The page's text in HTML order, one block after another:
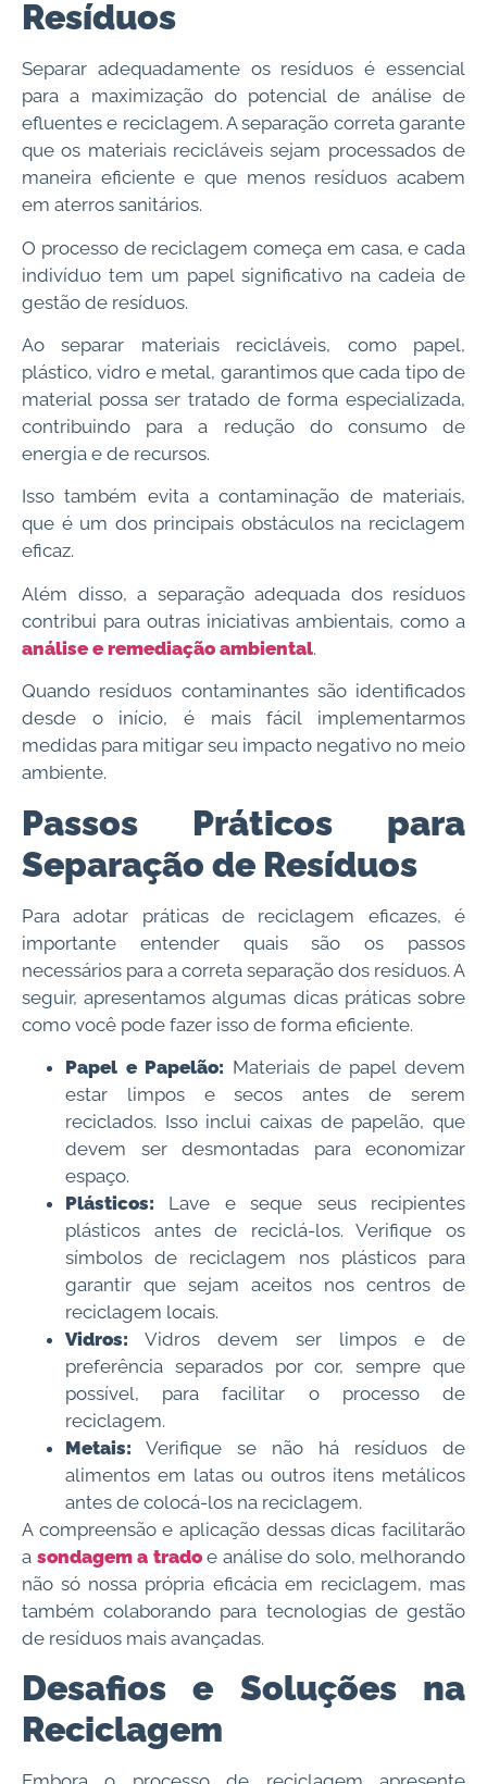
Resíduos
Separar adequadamente os resíduos é essencial
para a maximização do potencial de análise de
efluentes e reciclagem. A separação correta garante
que os materiais recicláveis sejam processados de
maneira eficiente e que menos resíduos acabem
em aterros sanitários.
O processo de reciclagem começa em casa, e cada
indivíduo tem um papel significativo na cadeia de
gestão de resíduos.
Ao separar materiais recicláveis, como papel,
plástico, vidro e metal, garantimos que cada tipo de
material possa ser tratado de forma especializada,
contribuindo para a redução do consumo de
energia e de recursos.
Isso também evita a contaminação de materiais,
que é um dos principais obstáculos na reciclagem
eficaz.
Além disso, a separação adequada dos resíduos
contribui para outras iniciativas ambientais, como a
análise e remediação ambiental.
Quando resíduos contaminantes são identificados
desde o início, é mais fácil implementarmos
medidas para mitigar seu impacto negativo no meio
ambiente.
Passos Práticos para
Separação de Resíduos
Para adotar práticas de reciclagem eficazes, é
importante entender quais são os passos
necessários para a correta separação dos resíduos. A
seguir, apresentamos algumas dicas práticas sobre
como você pode fazer isso de forma eficiente.
Papel e Papelão: Materiais de papel devem
estar limpos e secos antes de serem
reciclados. Isso inclui caixas de papelão, que
devem ser desmontadas para economizar
espaço.
Plásticos: Lave e seque seus recipientes
plásticos antes de reciclá-los. Verifique os
símbolos de reciclagem nos plásticos para
garantir que sejam aceitos nos centros de
reciclagem locais.
Vidros: Vidros devem ser limpos e de
preferência separados por cor, sempre que
possível, para facilitar o processo de
reciclagem.
Metais: Verifique se não há resíduos de
alimentos em latas ou outros itens metálicos
antes de colocá-los na reciclagem.
A compreensão e aplicação dessas dicas facilitarão
a sondagem a tradoe análise do solo, melhorando
não só nossa própria eficácia em reciclagem, mas
também colaborando para tecnologias de gestão
de resíduos mais avançadas.
Desafios e Soluções na
Reciclagem